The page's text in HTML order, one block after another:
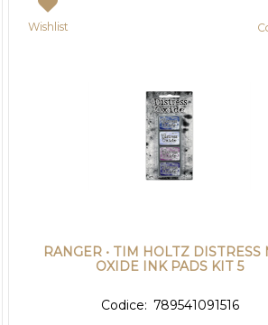
Wishlist
RANGER • TIM HOLTZ DISTRESS
OXIDE INK PADS KIT 5
Codice: 789541091516